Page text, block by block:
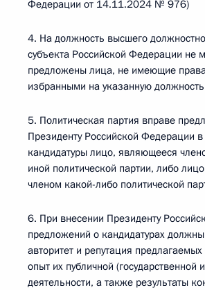
Федерации от 14.11.2024 № 976)
4. На должность высшего
субъекта Российской Федерации не
предложены лица, не имеющие
избранными на указанную
5. Политическая партия вправе
Президенту Российской Федерации в
кандидатуры лицо, являющееся
иной политической партии, либо
членом какой-либо политической
6. При внесении Президенту
предложений о кандидатурах должны
авторитет и репутация предлагаемых
опыт их публичной (государственной
деятельности, а также результаты